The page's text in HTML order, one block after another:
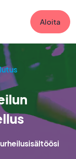
Aloita